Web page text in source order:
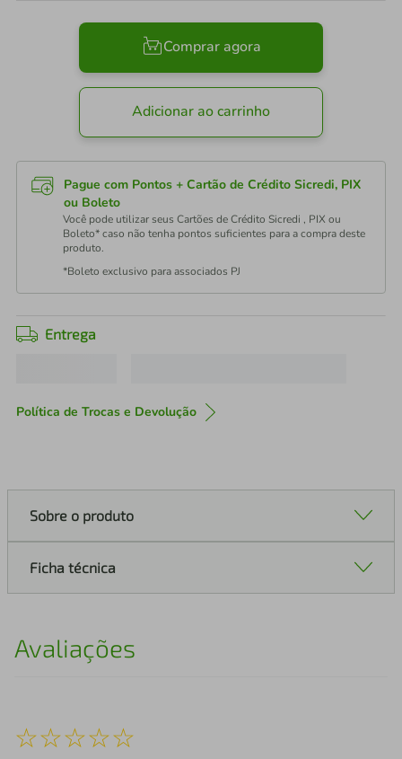
Comprar agora
Adicionar ao carrinho
Pague com Pontos + Cartão de Crédito Sicredi, PIX
ou Boleto
Você pode utilizar seus Cartões de Crédito Sicredi , PIX ou
Boleto* caso não tenha pontos suficientes para a compra deste
produto.
*Boleto exclusivo para associados PJ
Entrega
Política de Trocas e Devolução
Sobre o produto
Ficha técnica
Avaliações
☆☆☆☆☆